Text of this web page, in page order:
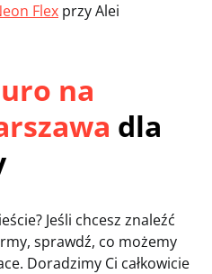
Flex przy Alei
na
dla
Jeśli chcesz znaleźć
sprawdź, co możemy
Doradzimy Ci całkowicie